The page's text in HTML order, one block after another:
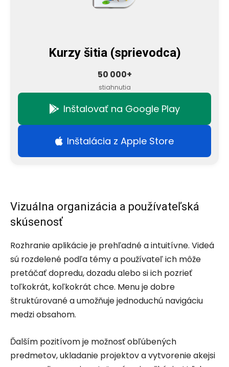
Kurzy šitia (sprievodca)
50 000+
stiahnutia
Inštalovať na Google Play
Inštalácia z Apple Store
Vizuálna organizácia a používateľská
skúsenosť
Rozhranie aplikácie je prehľadné a intuitívne. Videá
sú rozdelené podľa témy a používateľ ich môže
pretáčať dopredu, dozadu alebo si ich pozrieť
toľkokrát, koľkokrát chce. Menu je dobre
štruktúrované a umožňuje jednoduchú navigáciu
medzi obsahom.
Ďalším pozitívom je možnosť obľúbených
predmetov, ukladanie projektov a vytvorenie akejsi